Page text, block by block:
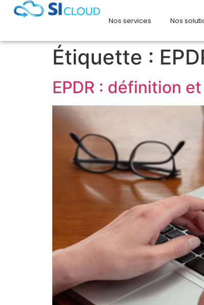
Nos services Nos
Étiquette :
EPDR : définition